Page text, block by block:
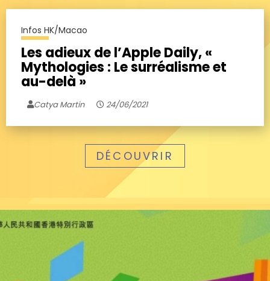
Infos HK/Macao
Les adieux de l’Apple Daily, «
Mythologies : Le surréalisme et
au-delà »
Catya Martin 24/06/2021
DÉCOUVRIR